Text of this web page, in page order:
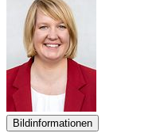
Bildinformationen